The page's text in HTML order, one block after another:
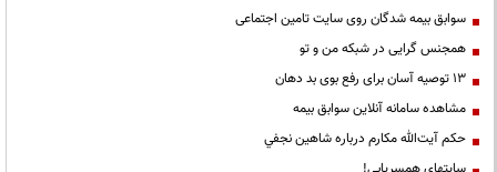
سوابق بیمه شدگان روی سایت تامین اجتماعی
همجنس گرایی در شبکه من و تو
13 توصیه آسان برای رفع بوی بد دهان
مشاهده سامانه آنلاين سوابق بیمه
حكم آيت‌الله مكارم درباره شاهين نجفي